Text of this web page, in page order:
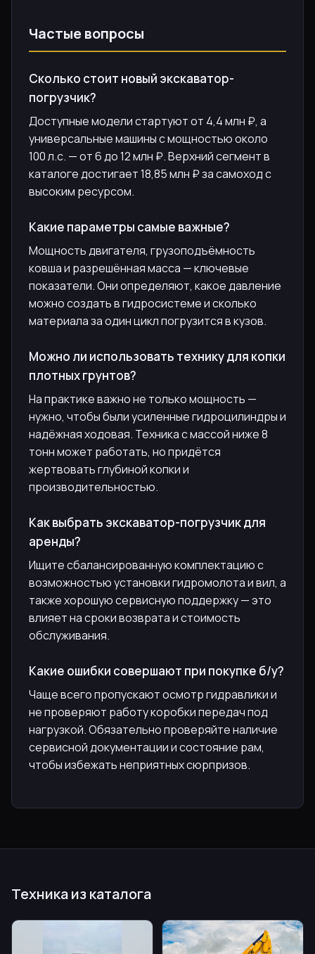
Частые вопросы
Сколько стоит новый экскаватор-
погрузчик?
Доступные модели стартуют от 4,4 млн ₽, а
универсальные машины с мощностью около
100 л.с. — от 6 до 12 млн ₽. Верхний сегмент в
каталоге достигает 18,85 млн ₽ за самоход с
высоким ресурсом.
Какие параметры самые важные?
Мощность двигателя, грузоподъёмность
ковша и разрешённая масса — ключевые
показатели. Они определяют, какое давление
можно создать в гидросистеме и сколько
материала за один цикл погрузится в кузов.
Можно ли использовать технику для копки
плотных грунтов?
На практике важно не только мощность —
нужно, чтобы были усиленные гидроцилиндры и
надёжная ходовая. Техника с массой ниже 8
тонн может работать, но придётся
жертвовать глубиной копки и
производительностью.
Как выбрать экскаватор-погрузчик для
аренды?
Ищите сбалансированную комплектацию с
возможностью установки гидромолота и вил, а
также хорошую сервисную поддержку — это
влияет на сроки возврата и стоимость
обслуживания.
Какие ошибки совершают при покупке б/у?
Чаще всего пропускают осмотр гидравлики и
не проверяют работу коробки передач под
нагрузкой. Обязательно проверяйте наличие
сервисной документации и состояние рам,
чтобы избежать неприятных сюрпризов.
Техника из каталога